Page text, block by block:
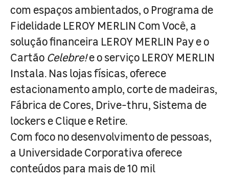
com espaços ambientados, o Programa de
Fidelidade LEROY MERLIN Com Você, a
solução financeira LEROY MERLIN Pay e o
Cartão Celebre!e o serviço LEROY MERLIN
Instala. Nas lojas físicas, oferece
estacionamento amplo, corte de madeiras,
Fábrica de Cores, Drive-thru, Sistema de
lockers e Clique e Retire.
Com foco no desenvolvimento de pessoas,
a Universidade Corporativa oferece
conteúdos para mais de 10 mil